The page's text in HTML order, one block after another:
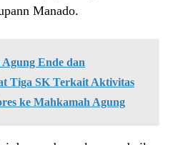
Manado.
Ende dan
Tiga SK Terkait Aktivitas
ke Mahkamah Agung